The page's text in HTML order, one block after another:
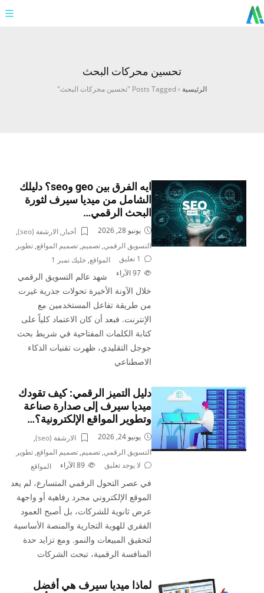
تحسين محركات البحث
الرئيسية ›Posts Tagged "تحسين محركات البحث"
ايه الفرق بين geo وseo؟ دليلك
الشامل من ميديا سيرف لثورة
البحث الرقمي…
يونيو 28, 2026 أخبار ,الارشفة (seo)
,
التسويق الرقمي,تصميم,تصميم المواقع,تطوير
المواقع,خليك نمبر 1
1 تعليق
97
الآراء
شهد عالم التسويق الرقمي
خلال الآونة الأخيرة تحولات جذرية غيرت
من طريقة تفاعل المستخدمين مع
الإنترنت. فبعد أن كان الاعتماد كلياً على
كتابة الكلمات المفتاحية في شريط بحث
جوجل التقليدي، ظهرت تقنيات الذكاء
الاصطناعي
دليل التميز الرقمي: كيف تقودك
ميديا سيرف إلى صدارة صناعة
وتطوير المواقع الإلكترونية؟…
يونيو 24, 2026 الارشفة (seo)
,
التسويق الرقمي,تصميم,تصميم المواقع,تطوير
المواقع
لا يوجد تعليق 89 الآراء
في عصر التحول الرقمي المتسارع، لم يعد
الموقع الإلكتروني مجرد رفاهية أو واجهة
عرض ثانوية للشركات، بل أصبح العمود
الفقري للهوية التجارية والمنصة الأساسية
لتحقيق المبيعات والنمو. ومع تزايد حدة
المنافسة الرقمية، تبحث الشركات
لماذا ميديا سيرف هي أفضل